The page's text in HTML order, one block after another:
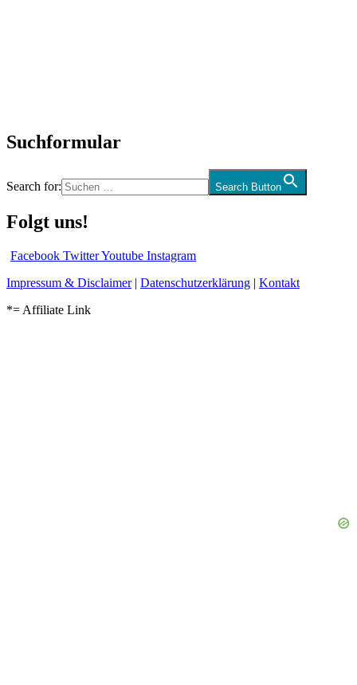
Suchformular
Search for: Search Button
Folgt uns!
Facebook TwitterYoutube Instagram
Impressum & Disclaimer| Datenschutzerklärung | Kontakt
*= Affiliate Link